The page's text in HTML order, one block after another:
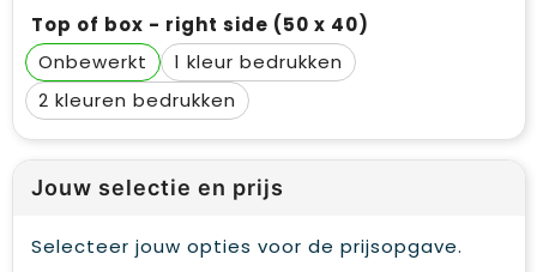
Top of box - right side (50 x 40)
Onbewerkt
1
2
Jouw selectie en prijs
Selecteer jouw opties voor de prijsopgave.